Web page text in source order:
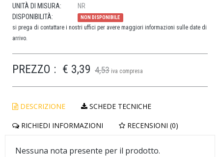
UNITÀ DI MISURA:
NR
DISPONIBILITÀ:
NON DISPONIBILE
si prega di contattare i nostri uffici per avere maggiori informazioni sulle date di
arrivo.
PREZZO : € 3,39 4,53 iva compresa
DESCRIZIONE SCHEDE TECNICHE
RICHIEDI INFORMAZIONI RECENSIONI (0)
Nessuna nota presente per il prodotto.